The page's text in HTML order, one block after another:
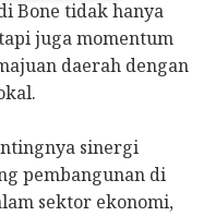
Bone tidak hanya
juga momentum
daerah dengan
sinergi
pembangunan di
sektor ekonomi,